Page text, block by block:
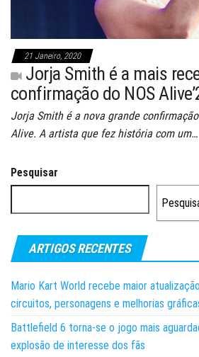
21 Janeiro, 2020
Jorja Smith é a mais
confirmação do NOS
Jorja Smith é a nova grande
Alive. A artista que fez história com um…
Pesquisar
ARTIGOS RECENTES
Mario Kart World recebe maior
circuitos, personagens e melhorias
Battlefield 6 torna-se o jogo mais
explosão de interesse dos fãs